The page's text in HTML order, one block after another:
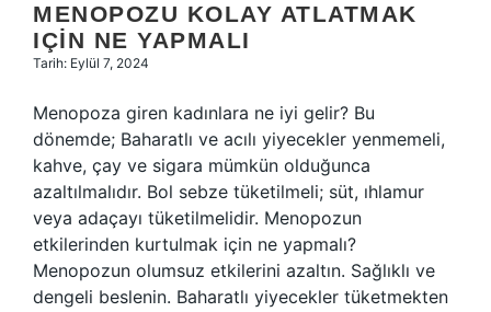
MENOPOZU KOLAY ATLATMAK
IÇIN NE YAPMALI
Tarih: Eylül 7, 2024
Menopoza giren kadınlara ne iyi gelir? Bu
dönemde; Baharatlı ve acılı yiyecekler yenmemeli,
kahve, çay ve sigara mümkün olduğunca
azaltılmalıdır. Bol sebze tüketilmeli; süt, ıhlamur
veya adaçayı tüketilmelidir. Menopozun
etkilerinden kurtulmak için ne yapmalı?
Menopozun olumsuz etkilerini azaltın. Sağlıklı ve
dengeli beslenin. Baharatlı yiyecekler tüketmekten